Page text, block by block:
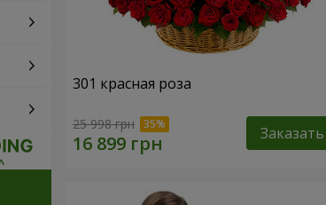
301 красная роза
25 998 грн Заказать